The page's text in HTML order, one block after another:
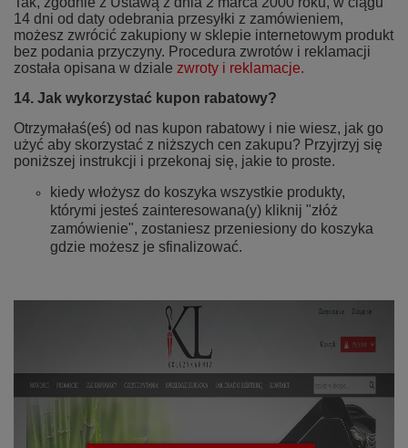
14 dni od daty odebrania przesyłki z zamówieniem,
możesz zwrócić zakupiony w sklepie internetowym produkt
bez podania przyczyny. Procedura zwrotów i reklamacji
została opisana w dziale zwroty i reklamacje.
14. Jak wykorzystać kupon rabatowy?
Otrzymałaś(eś) od nas kupon rabatowy i nie wiesz, jak go
użyć aby skorzystać z niższych cen zakupu? Przyjrzyj się
poniższej instrukcji i przekonaj się, jakie to proste.
kiedy włożysz do koszyka wszystkie produkty,
którymi jesteś zainteresowana(y) kliknij "złóż
zamówienie", zostaniesz przeniesiony do koszyka
gdzie możesz je sfinalizować.